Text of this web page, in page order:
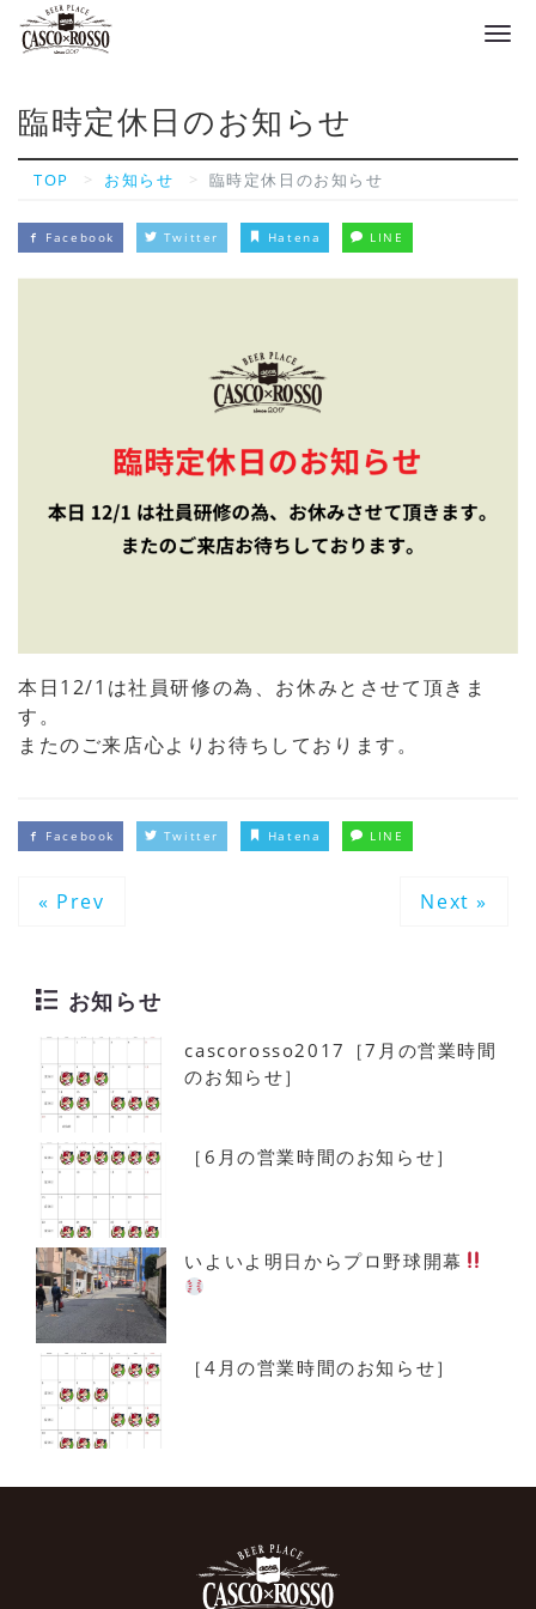
臨時定休日のお知らせ
TOP お知らせ 臨時定休日のお知らせ
Facebook Twitter Hatena LINE
本日12/1は社員研修の為、お休みとさせて頂きま
す。
またのご来店心よりお待ちしております。
Facebook Twitter Hatena LINE
« Prev Next »
お知らせ
cascorosso2017［7月の営業時間
のお知らせ］
［6月の営業時間のお知らせ］
いよいよ明日からプロ野球開幕
［4月の営業時間のお知らせ］